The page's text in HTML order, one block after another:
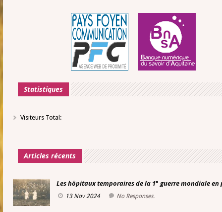
Statistiques
Visiteurs Total:
Articles récents
Les hôpitaux temporaires de la 1° guerre mondiale en
13 Nov 2024 No Responses.